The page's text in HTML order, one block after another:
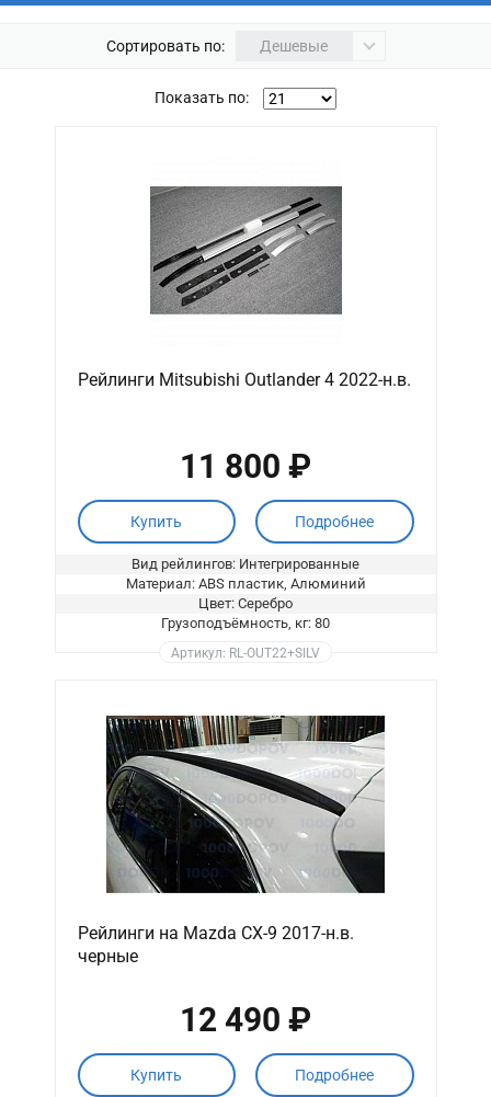
Сортировать по: Дешевые
Показать по:
Рейлинги Mitsubishi Outlander 4 2022-н.в.
11 800 ₽
Купить Подробнее
Вид рейлингов: Интегрированные
Материал: ABS пластик, Алюминий
Цвет: Серебро
Грузоподъёмность, кг: 80
Артикул: RL-OUT22+SILV
Рейлинги на Mazda CX-9 2017-н.в.
черные
12 490 ₽
Купить Подробнее